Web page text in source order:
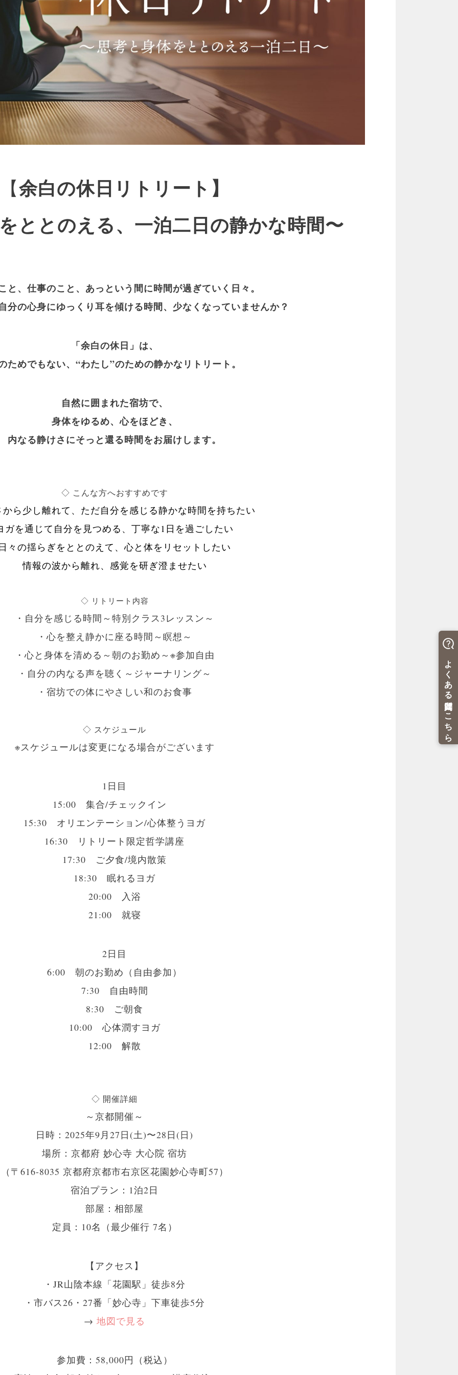
【余白の休日リトリート】
ととのえる、一泊二日の静かな時間〜
と、仕事のこと、あっという間に時間が過ぎていく日々。
分の心身にゆっくり耳を傾ける時間、少なくなっていませんか？
「余白の休日」は、
ためでもない、“わたし”のための静かなリトリート。
自然に囲まれた宿坊で、
身体をゆるめ、心をほどき、
内なる静けさにそっと還る時間をお届けします。
◇ こんな方へおすすめです
から少し離れて、ただ自分を感じる静かな時間を持ちたい
ガを通じて自分を見つめる、丁寧な1日を過ごしたい
々の揺らぎをととのえて、心と体をリセットしたい
情報の波から離れ、感覚を研ぎ澄ませたい
◇ リトリート内容
・自分を感じる時間～特別クラス3レッスン～
・心を整え静かに座る時間～瞑想～
・心と身体を清める～朝のお勤め～※参加自由
・自分の内なる声を聴く～ジャーナリング～
・宿坊での体にやさしい和のお食事
◇ スケジュール
※スケジュールは変更になる場合がございます
1日目
15:00 集合/チェックイン
15:30 オリエンテーション/心体整うヨガ
16:30 リトリート限定哲学講座
17:30 ご夕食/境内散策
18:30 眠れるヨガ
20:00 入浴
21:00 就寝
2日目
6:00 朝のお勤め（自由参加）
7:30 自由時間
8:30 ご朝食
10:00 心体潤すヨガ
12:00 解散
◇ 開催詳細
～京都開催～
日時：2025年9月27日(土)〜28日(日)
場所：京都府 妙心寺 大心院 宿坊
（〒616-8035 京都府京都市右京区花園妙心寺町57）
宿泊プラン：1泊2日
部屋：相部屋
定員：10名（最少催行 7名）
【アクセス】
・JR山陰本線「花園駅」徒歩8分
・市バス26・27番「妙心寺」下車徒歩5分
→ 地図で見る
参加費：58,000円（税込）